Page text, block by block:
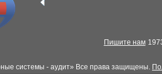
системы - аудит» Все права защищены.
Пишите нам